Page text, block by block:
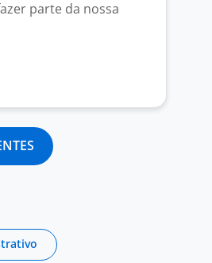
parte da nossa